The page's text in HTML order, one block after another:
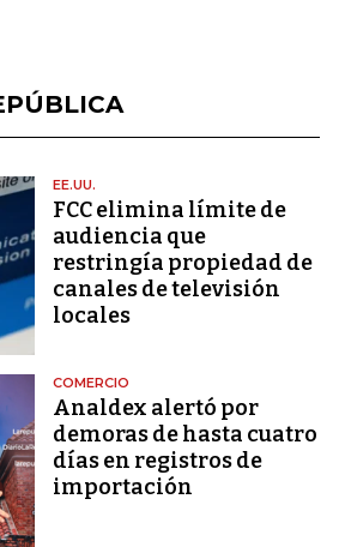
EE.UU.
FCC elimina límite de
audiencia que
restringía propiedad de
canales de televisión
locales
COMERCIO
Analdex alertó por
demoras de hasta cuatro
días en registros de
importación